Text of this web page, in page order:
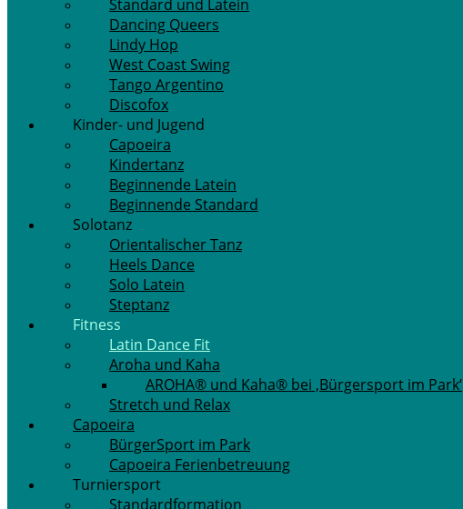
Standard und Latein
Dancing Queers
Lindy Hop
West Coast Swing
Tango Argentino
Discofox
Kinder- und Jugend
Capoeira
Kindertanz
Beginnende Latein
Beginnende Standard
Solotanz
Orientalischer Tanz
Heels Dance
Solo Latein
Steptanz
Fitness
Latin Dance Fit
Aroha und Kaha
AROHA® und Kaha® bei ‚Bürgersport im Park‘
Stretch und Relax
Capoeira
BürgerSport im Park
Capoeira Ferienbetreuung
Turniersport
Standardformation